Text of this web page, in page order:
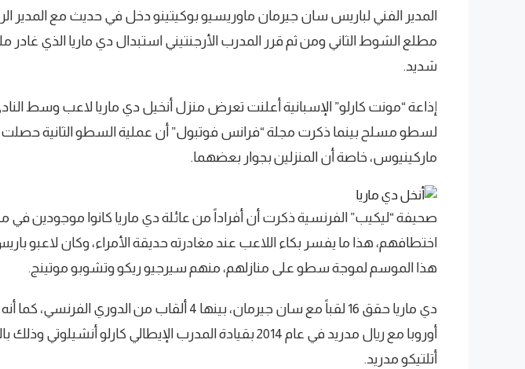
المدير الفني لباريس سان جيرمان ماوريسيو بوكيتينو دخل في حديث مع المدير
مطلع الشوط الثاني ومن ثم قرر المدرب الأرجنتيني استبدال دي ماريا الذي غادر
شديد.
إذاعة “مونت كارلو” الإسبانية أعلنت تعرض منزل أنخيل دي ماريا لاعب وسط
لسطو مسلح بينما ذكرت مجلة “فرانس فوتبول” أن عملية السطو الثانية حصلت
ماركينيوس، خاصة أن المنزلين بجوار بعضهما.
صحيفة “ليكيب” الفرنسية ذكرت أن أفراداً من عائلة دي ماريا كانوا موجودين في
اختطافهم، هذا ما يفسر بكاء اللاعب عند مغادرته حديقة الأمراء، وكان لاعبو
هذا الموسم لموجة سطو على منازلهم، منهم سيرجيو ريكو وتشوبو موتينج.
دي ماريا حقق 16 لقباً مع سان جيرمان، بينها 4 ألقاب من
أتلتيكو مدريد.